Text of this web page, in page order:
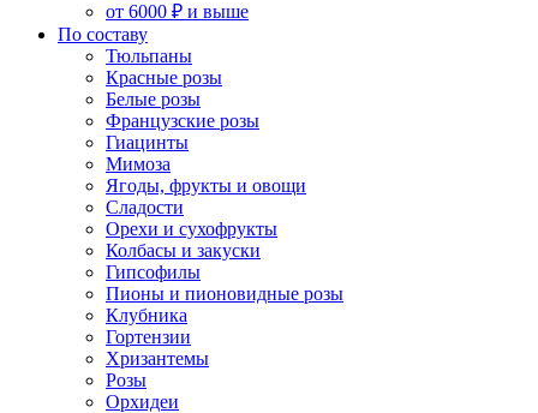
от 6000 ₽ и выше
По составу
Тюльпаны
Красные розы
Белые розы
Французские розы
Гиацинты
Мимоза
Ягоды, фрукты и овощи
Сладости
Орехи и сухофрукты
Колбасы и закуски
Гипсофилы
Пионы и пионовидные розы
Клубника
Гортензии
Хризантемы
Розы
Орхидеи